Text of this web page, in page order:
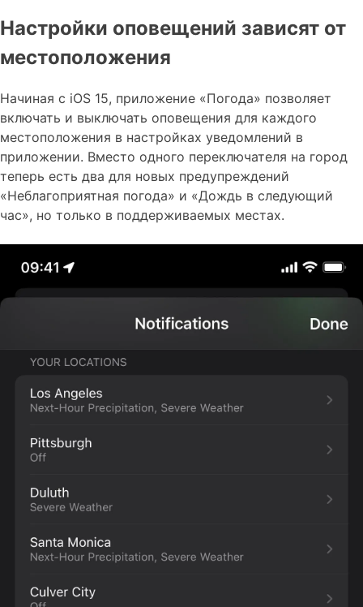
Настройки оповещений зависят от
местоположения
Начиная с iOS 15, приложение «Погода» позволяет
включать и выключать оповещения для каждого
местоположения в настройках уведомлений в
приложении. Вместо одного переключателя на город
теперь есть два для новых предупреждений
«Неблагоприятная погода» и «Дождь в следующий
час», но только в поддерживаемых местах.